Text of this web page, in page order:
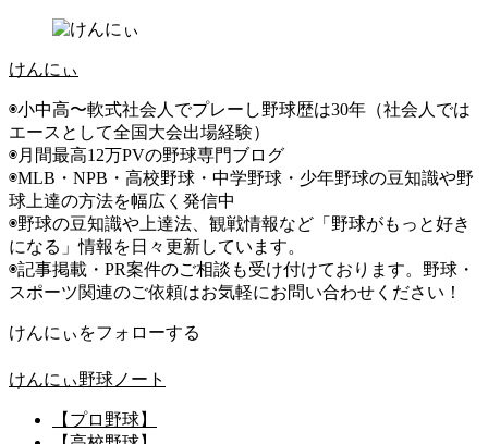
けんにぃ
◉小中高〜軟式社会人でプレーし野球歴は30年（社会人では
エースとして全国大会出場経験）
◉月間最高12万PVの野球専門ブログ
◉MLB・NPB・高校野球・中学野球・少年野球の豆知識や野
球上達の方法を幅広く発信中
◉野球の豆知識や上達法、観戦情報など「野球がもっと好き
になる」情報を日々更新しています。
◉記事掲載・PR案件のご相談も受け付けております。野球・
スポーツ関連のご依頼はお気軽にお問い合わせください！
けんにぃをフォローする
けんにぃ野球ノート
【プロ野球】